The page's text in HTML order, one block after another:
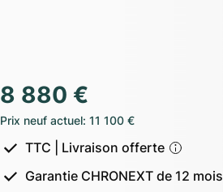
8 880 €
Prix neuf actuel: 11 100 €
TTC | Livraison offerte
Garantie CHRONEXT de 12 mois